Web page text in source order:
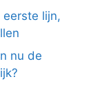
lijn,
nu de